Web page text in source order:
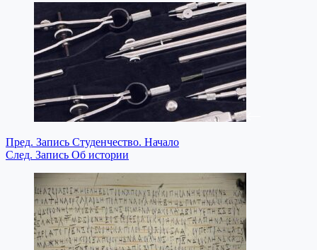
Пред. Запись Студенчество. Начало
След. Запись Об истории